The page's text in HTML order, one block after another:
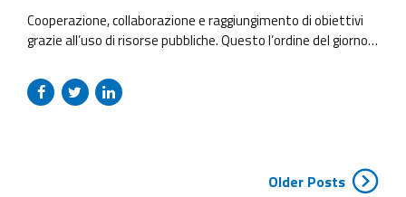
Cooperazione, collaborazione e raggiungimento di obiettivi
grazie all’uso di risorse pubbliche. Questo l’ordine del giorno
basse emissioni di carbonio, che si sono riuniti il 27 giugno
nella splendida cornice della città di Firenze per l’evento sulla
Older Posts